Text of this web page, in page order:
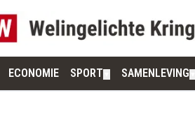
ECONOMIE SPORT SAMENLEVING